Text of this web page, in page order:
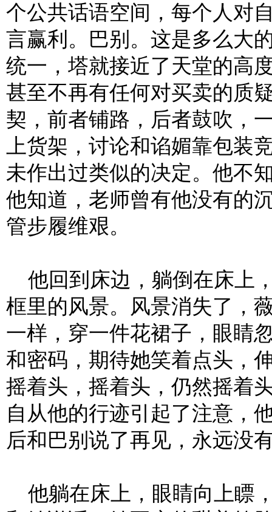
个公共话语空间，每个人对
言赢利。巴别。这是多么大
统一，塔就接近了天堂的高
甚至不再有任何对买卖的质
契，前者铺路，后者鼓吹，
上货架，讨论和谄媚靠包装
未作出过类似的决定。他不
他知道，老师曾有他没有的
管步履维艰。
他回到床边，躺倒在床上
框里的风景。风景消失了，
一样，穿一件花裙子，眼睛
和密码，期待她笑着点头，
摇着头，摇着头，仍然摇着
自从他的行迹引起了注意，
后和巴别说了再见，永远没
他躺在床上，眼睛向上瞟